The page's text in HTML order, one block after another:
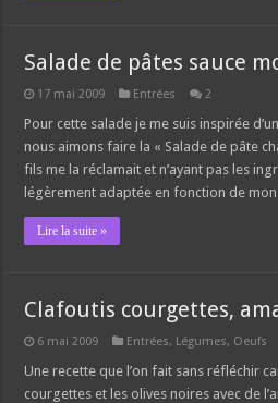
Salade de pâtes sauce
17 mai 2009 Entrées 2
Pour cette salade je me suis inspirée
nous aimons faire la « Salade de pâte
fils me la réclamait et n’ayant pas les
légèrement adaptée en fonction de
Lire la suite »
Clafoutis courgettes,
6 mai 2009 Entrées, Légumes, Oeufs
Une recette que l’on fait sans réfléchir
courgettes et les olives noires avec de